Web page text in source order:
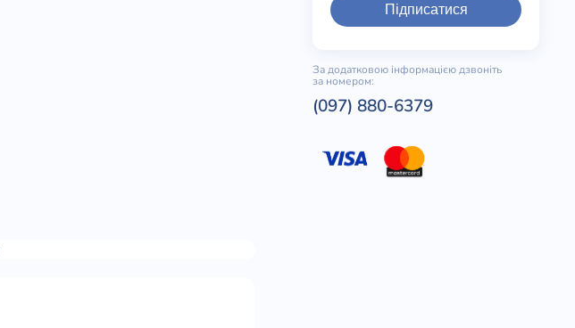
Підписатися
За додатковою інформацією дзвоніть
за номером:
(097) 880-6379